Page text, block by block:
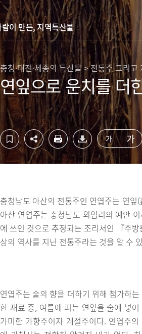
이 만든, 지역특산물
충청·대전·세종의 특산물 > 전통주 그리고
연잎으로 운치를 더
가 가
충청남도 아산의 전통주인 연엽주는 연
아산 연엽주는 충청남도 외암리의 예안
에 쓰인 것으로 추정되는 조리서인 『주
상의 역사를 지닌 전통주라는 것을 알 수
연엽주는 술의 향을 더하기 위해 첨가하는
한 재료 중, 여름에 피는 연잎을 술에 넣어
가미한 가향주이자 계절주이다. 연엽주의